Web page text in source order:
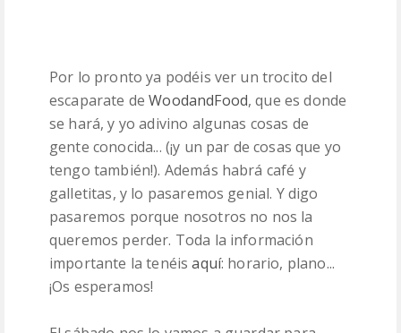
Por lo pronto ya podéis ver un trocito del
escaparate deWoodandFood, que es donde
se hará, y yo adivino algunas cosas de
gente conocida... (¡y un par de cosas que yo
tengo también!). Además habrá café y
galletitas, y lo pasaremos genial. Y digo
pasaremos porque nosotros no nos la
queremos perder. Toda la información
importante la tenéisaquí: horario, plano...
¡Os esperamos!